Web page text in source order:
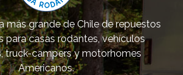
más grande de Chile de repuestos
para casas rodantes, vehículos
truck-campers y motorhomes
Americanos.